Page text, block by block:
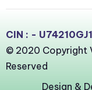
CIN : -
© 2020 Copyright
Reserved
Design &